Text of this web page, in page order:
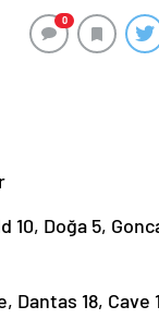
0
10, Doğa 5,
Dantas 18, Cave